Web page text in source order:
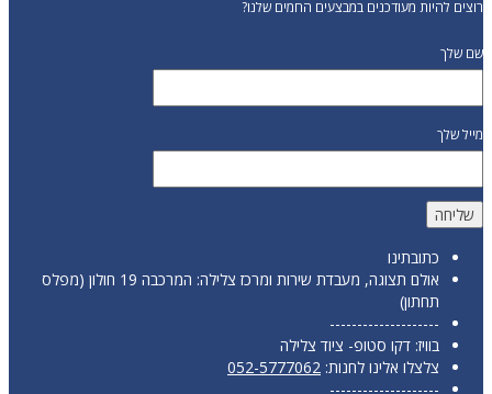
רוצים להיות מעודכנים במבצעים החמים שלנו?
שם שלך
מייל שלך
כתובתינו
אולם תצוגה, מעבדת שירות ומרכז צלילה: המרכבה 19 חולון (מפלס
תחתון)
--------------------
בוויז: דקו סטופ- ציוד צלילה
צלצלו אלינו לחנות: 052-5777062
--------------------